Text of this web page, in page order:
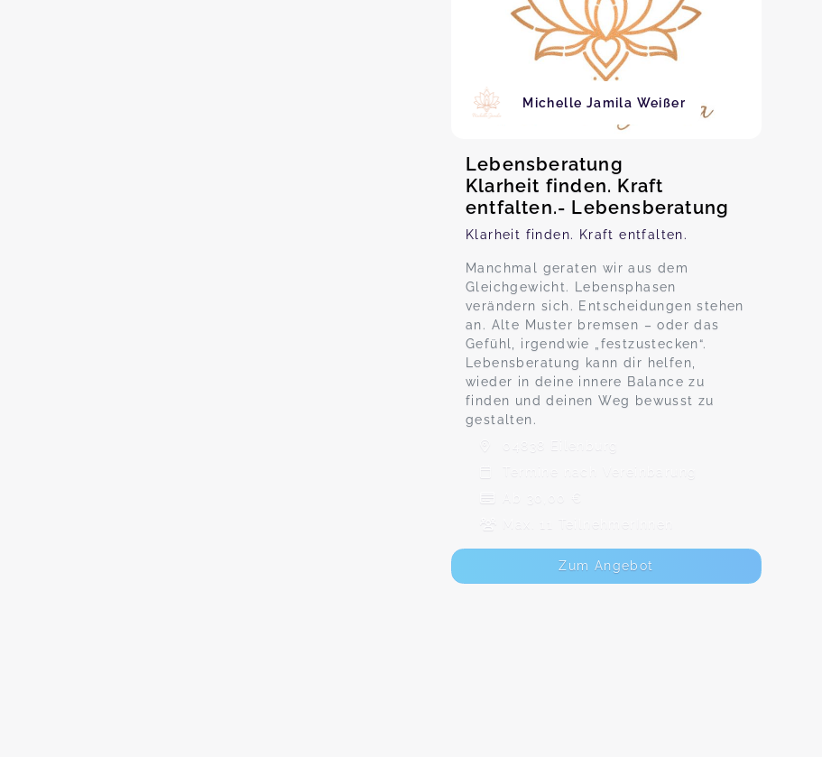
Michelle Jamila Weißer
Lebensberatung
Klarheit finden. Kraft
entfalten.- Lebensberatung
Klarheit finden. Kraft entfalten.
Manchmal geraten wir aus dem
Gleichgewicht. Lebensphasen
verändern sich. Entscheidungen stehen
an. Alte Muster bremsen – oder das
Gefühl, irgendwie „festzustecken“.
Lebensberatung kann dir helfen,
wieder in deine innere Balance zu
finden und deinen Weg bewusst zu
gestalten.
04838 Eilenburg
Termine nach Vereinbarung
Ab 30,00 €
Max. 11 TeilnehmerInnen
Zum Angebot